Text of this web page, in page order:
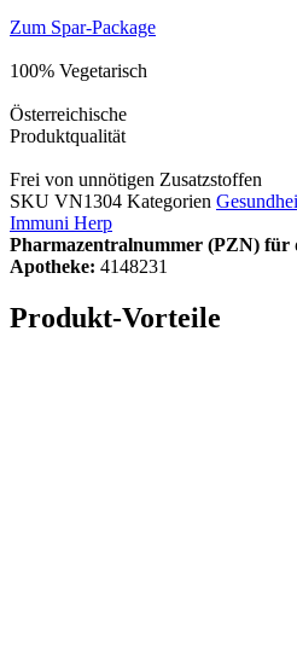
Zum Spar-Package
100% Vegetarisch
Österreichische
Produktqualität
Frei von unnötigen Zusatzstoffen
SKU VN1304 Kategorien
Immuni Herp
Pharmazentralnummer (PZN) für
Apotheke: 4148231
Produkt-Vorteile